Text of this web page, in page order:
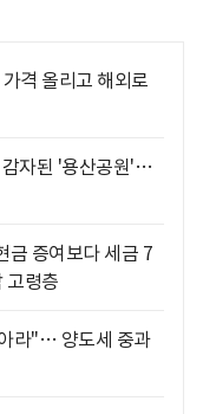
격 올리고 해외로
감자된 '용산공원'…
금 증여보다 세금 7
고령층
라"… 양도세 중과